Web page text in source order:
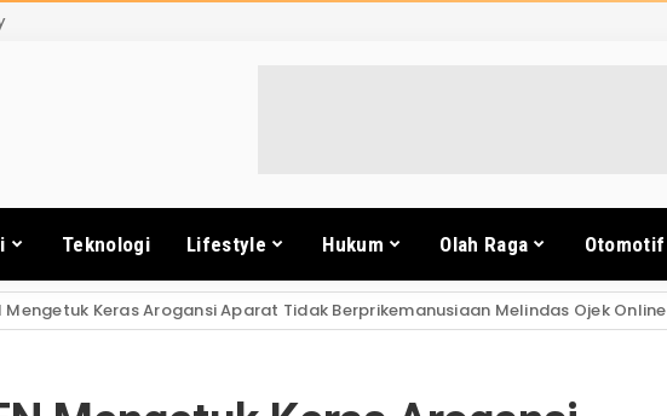
Teknologi Lifestyle Hukum Olah Raga Otomotif
Keras Arogansi Aparat Tidak Berprikemanusiaan Melindas Ojek Online Hingga Nyawa Melayang